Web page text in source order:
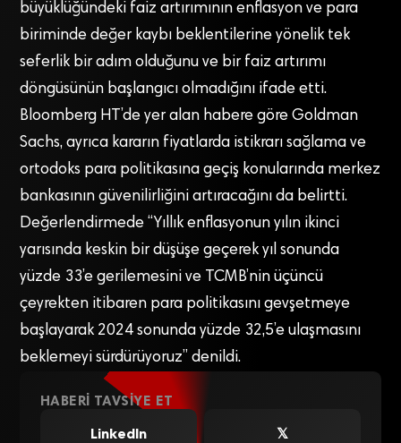
büyüklüğündeki faiz artırımının enflasyon ve para
biriminde değer kaybı beklentilerine yönelik tek
seferlik bir adım olduğunu ve bir faiz artırımı
döngüsünün başlangıcı olmadığını ifade etti.
Bloomberg HT’de yer alan habere göre Goldman
Sachs, ayrıca kararın fiyatlarda istikrarı sağlama ve
ortodoks para politikasına geçiş konularında merkez
bankasının güvenilirliğini artıracağını da belirtti.
Değerlendirmede “Yıllık enflasyonun yılın ikinci
yarısında keskin bir düşüşe geçerek yıl sonunda
yüzde 33’e gerilemesini ve TCMB’nin üçüncü
çeyrekten itibaren para politikasını gevşetmeye
başlayarak 2024 sonunda yüzde 32,5’e ulaşmasını
beklemeyi sürdürüyoruz” denildi.
HABERI TAVSIYE ET
LinkedIn
𝕏